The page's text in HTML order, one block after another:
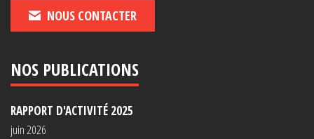
NOUS CONTACTER
NOS PUBLICATIONS
RAPPORT D'ACTIVITÉ 2025
juin 2026